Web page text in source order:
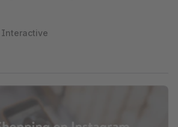
Interactive